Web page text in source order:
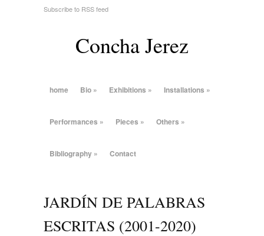
Subscribe to RSS feed
Concha Jerez
home Bio » Exhibitions » Installations »
Performances » Pieces » Others »
Bibliography » Contact
JARDÍN DE PALABRAS
ESCRITAS (2001-2020)